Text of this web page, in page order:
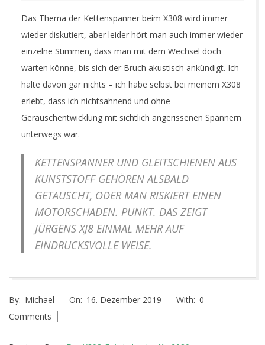
Das Thema der Kettenspanner beim X308 wird immer
wieder diskutiert, aber leider hört man auch immer wieder
einzelne Stimmen, dass man mit dem Wechsel doch
warten könne, bis sich der Bruch akustisch ankündigt. Ich
halte davon gar nichts – ich habe selbst bei meinem X308
erlebt, dass ich nichtsahnend und ohne
Geräuschentwicklung mit sichtlich angerissenen Spannern
unterwegs war.
KETTENSPANNER UND GLEITSCHIENEN AUS
KUNSTSTOFF GEHÖREN ALSBALD
GETAUSCHT, ODER MAN RISKIERT EINEN
MOTORSCHADEN. PUNKT. DAS ZEIGT
JÜRGENS XJ8 EINMAL MEHR AUF
EINDRUCKSVOLLE WEISE.
12-
16
By: Michael On: 16. Dezember 2019 With: 0
Comments